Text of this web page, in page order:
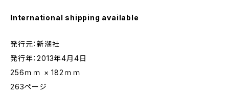
International shipping available
発行元：新潮社
発行年：2013年4月4日
256ｍｍ × 182ｍｍ
263ページ